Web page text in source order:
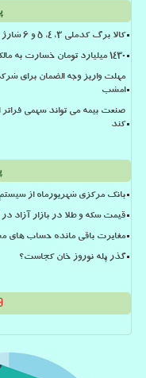
کالا برگ کدملی 3، 4، 5 و 6 شارژ شد
۱۴۳۰ میلیارد تومان خسارت به مالکان خودرو های لطمه دیده جنگ پرداخت گردید
امشب
صنعت بیمه می تواند سهمی فراتر
کند
بانک مرکزی شهریورماه از
قیمت سکه و طلا در بازار آزاد در ۱۲ مرداد ۱۴۰۵
مغایرت باقی مانده حساب های مشتریان تا 17
گذر پله نوروز خان کجاست؟